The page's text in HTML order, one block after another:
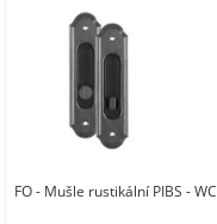
FO - Mušle rustikální PIBS - WC